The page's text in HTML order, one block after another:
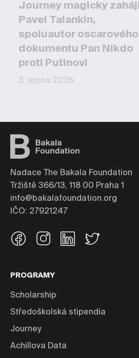
Journey magicky zahájil
Pavel Talankin,
spoluautor oscarového
dokumentu Pan Nikdo
proti Putinovi
3. srpna 2026
Nadace The Bakala Foundation
Tržiště 366/13, 118 00 Praha 1
info@bakalafoundation.org
IČO: 27921247
PROGRAMY
Scholarship
Středoškolská stipendia
Journey
Achillova Data